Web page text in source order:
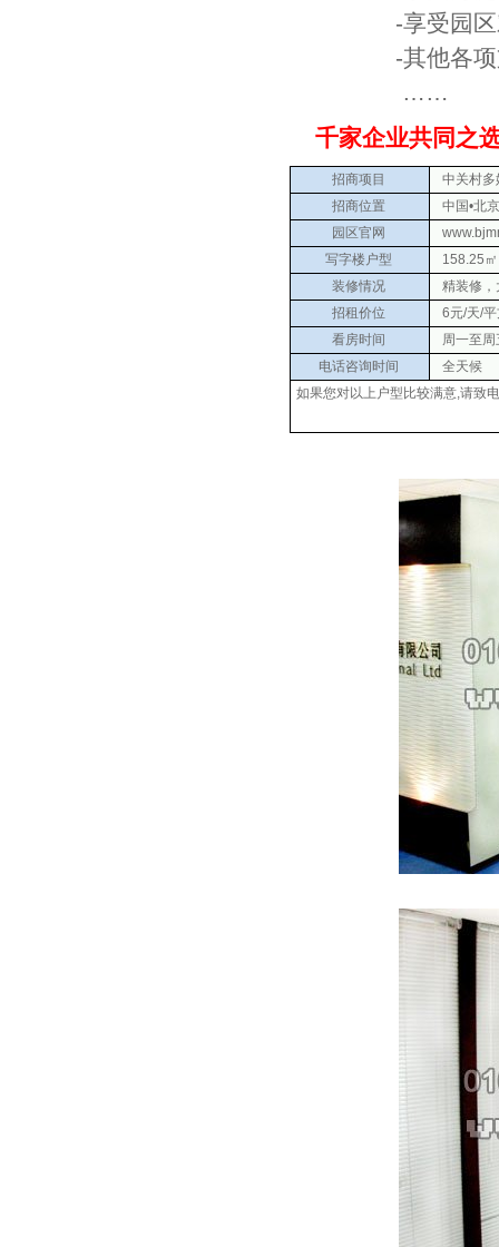
-享受园区对于
-其他各项支
……
千家企业共同之
招商项目
中关村多
招商位置
中国•北
园区官网
写字楼户型
158.25㎡
装修情况
精装修，
招租价位
6元/天/平
看房时间
周一至
电话咨询时间
全天候
如果您对以上户型比较满意,请致